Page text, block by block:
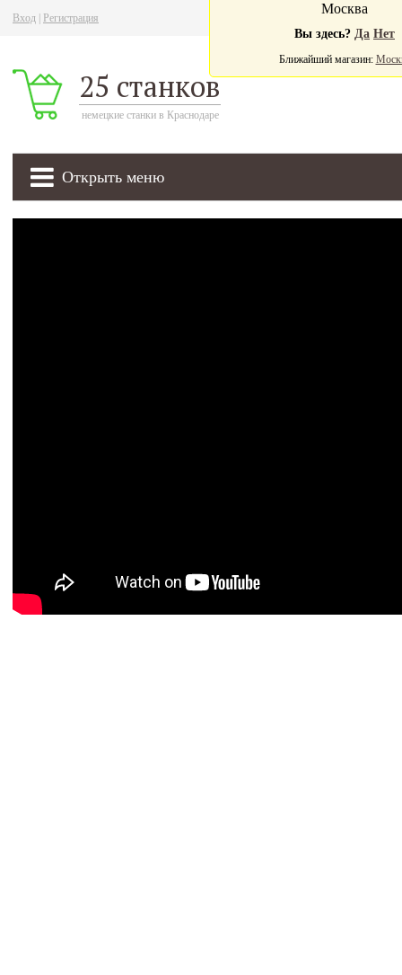
Вход Регистрация
25 станков
немецкие станки в Краснодаре
Открыть меню
Москва
Вы здесь? Да Нет
Ближайший магазин: